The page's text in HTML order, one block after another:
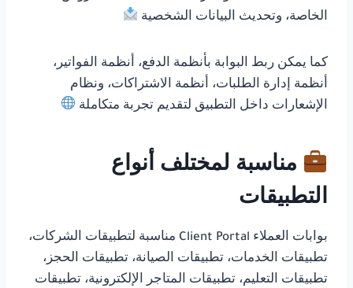
الخاصة، وتحديث البيانات الشخصية
كما يمكن ربط البوابة بأنظمة الدفع، أنظمة الفواتير،
أنظمة إدارة الطلبات، أنظمة الاشتراكات، ونظام
الإشعارات داخل التطبيق لتقديم تجربة متكاملة
مناسبة لمختلف أنواع
التطبيقات
بوابات العملاء Client Portal مناسبة لتطبيقات الشركات،
تطبيقات الخدمات، تطبيقات الصيانة، تطبيقات الحجز،
تطبيقات التعليم، تطبيقات المتاجر الإلكترونية، تطبيقات